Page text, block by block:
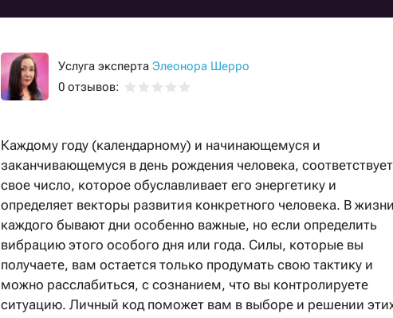
Гадание на
Советы гадалки
Карта рождения
Карта судьбы
психологи
Нумерология
Гадание по руке
Оракулы
Фэн-Шуй
Маги
Шаманы
Услуга экспертаЭлеонора Шерро
0 отзывов:
Каждому году (календарному) и начинающемуся и
заканчивающемуся в день рождения человека, соответствует
свое число, которое обуславливает его энергетику и
определяет векторы развития конкретного человека. В жизни
каждого бывают дни особенно важные, но если определить
вибрацию этого особого дня или года. Силы, которые вы
получаете, вам остается только продумать свою тактику и
можно расслабиться, с сознанием, что вы контролируете
ситуацию. Личный код поможет вам в выборе и решении